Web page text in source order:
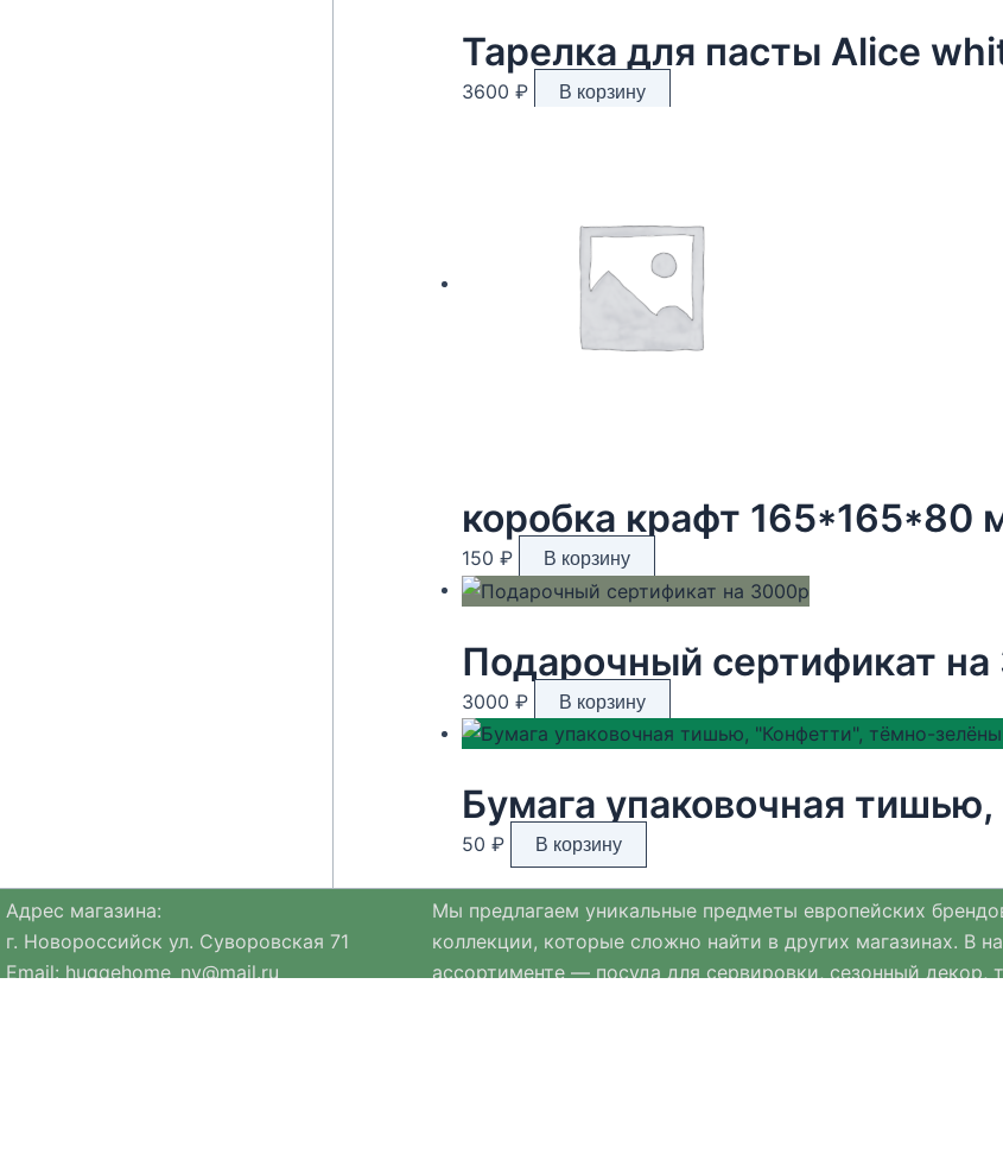
Тарелка для пасты Alice
3600 ₽ В корзину
коробка крафт 165*165*80
150 ₽ В корзину
Подарочный сертификат
3000 ₽ В корзину
50 ₽ В корзину
Адрес магазина:
г. Новороссийск ул. Суворовская 71
Email:huggehome_nv@mail.ru
Мы предлагаем уникальные предметы европейских
коллекции, которые сложно найти в других магазинах. В
ассортименте — посуда для сервировки, сезонный декор,